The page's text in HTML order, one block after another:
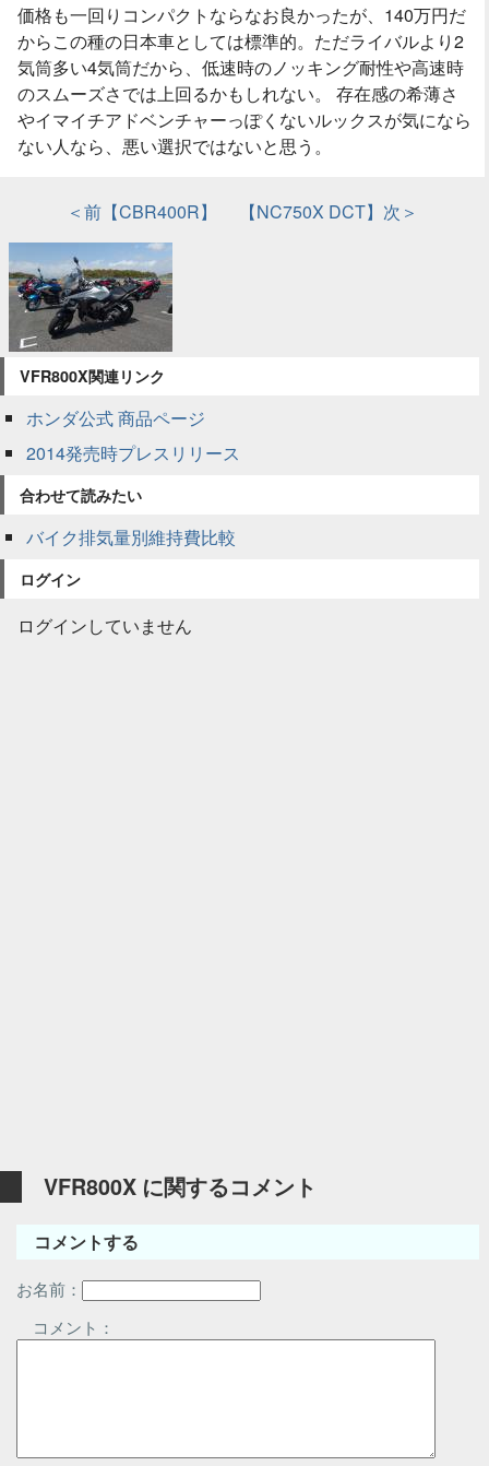
価格も一回りコンパクトならなお良かったが、140万円だ
からこの種の日本車としては標準的。ただライバルより2
気筒多い4気筒だから、低速時のノッキング耐性や高速時
のスムーズさでは上回るかもしれない。 存在感の希薄さ
やイマイチアドベンチャーっぽくないルックスが気になら
ない人なら、悪い選択ではないと思う。
＜前【CBR400R】 【NC750X DCT】次＞
VFR800X関連リンク
ホンダ公式 商品ページ
2014発売時プレスリリース
合わせて読みたい
バイク排気量別維持費比較
ログイン
ログインしていません
VFR800X に関するコメント
コメントする
お名前：
コメント：